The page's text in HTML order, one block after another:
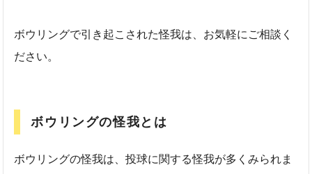
ボウリングで引き起こされた怪我は、お気軽にご相談く
ださい。
ボウリングの怪我とは
ボウリングの怪我は、投球に関する怪我が多くみられま